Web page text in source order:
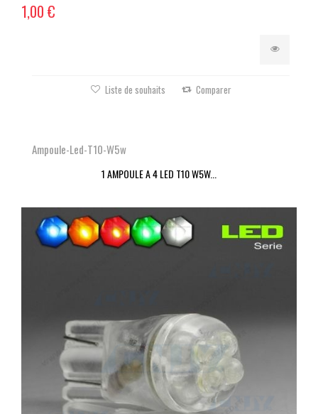
1,00 €
Liste de souhaits Comparer
Ampoule-Led-T10-W5w
1 AMPOULE A 4 LED T10 W5W...